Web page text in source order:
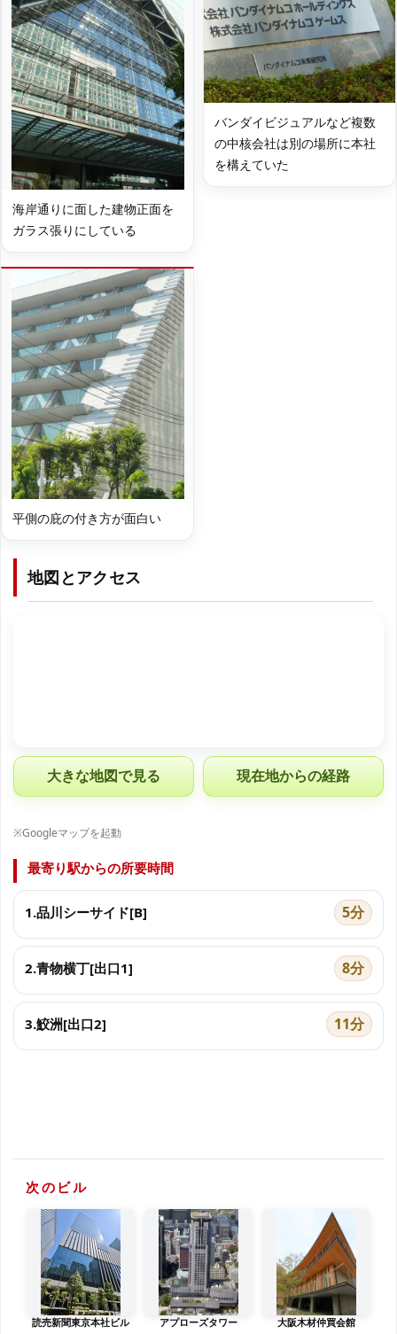
海岸通りに面した建物正面を
ガラス張りにしている
バンダイビジュアルなど複数
の中核会社は別の場所に本社
を構えていた
平側の庇の付き方が面白い
地図とアクセス
大きな地図で見る 現在地からの経路
※Googleマップを起動
最寄り駅からの所要時間
1.品川シーサイド[B] 5分
2.青物横丁[出口1] 8分
3.鮫洲[出口2] 11分
次のビル
読売新聞東京本社ビル アプローズタワー 大阪木材仲買会館